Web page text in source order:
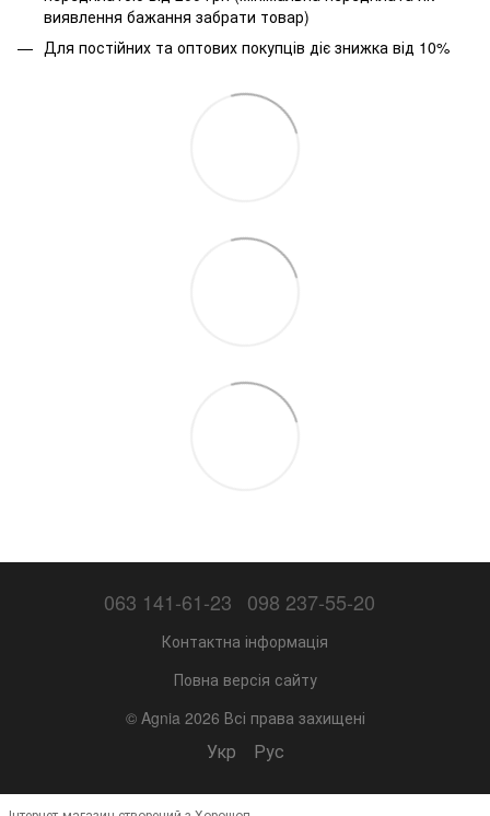
виявлення бажання забрати товар)
Для постійних та оптових покупців діє знижка від 10%
063 141-61-23 098 237-55-20
Контактна інформація
Повна версія сайту
© Agnia 2026 Всі права захищені
Укр Рус